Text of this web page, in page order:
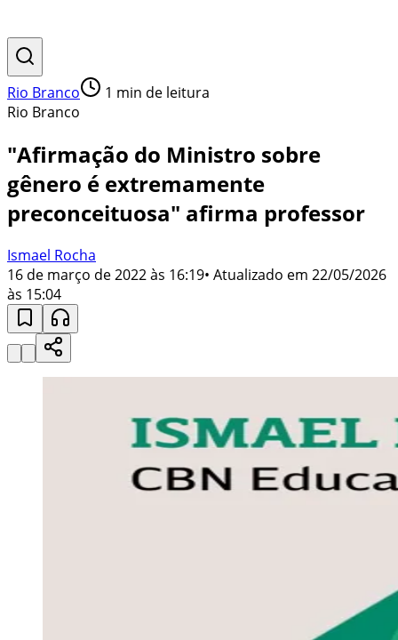
Rio Branco 1 min de leitura
Rio Branco
"Afirmação do Ministro sobre
gênero é extremamente
preconceituosa" afirma professor
Ismael Rocha
16 de março de 2022 às 16:19• Atualizado em 22/05/2026
às 15:04